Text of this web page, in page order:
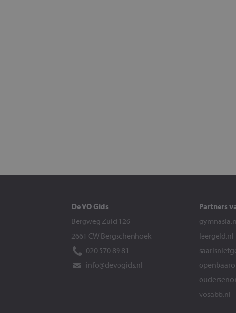
De VO Gids
Bergweg Zuid 126
2661 CW Bergschenhoek
020 570 89 81
info@devogids.nl
Partners
leergeld.nl
vosabb.nl